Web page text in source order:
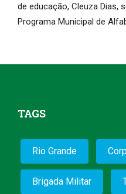
de educação, Cleuza Dias,
Programa Municipal de
TAGS
Rio Grande
Brigada Militar